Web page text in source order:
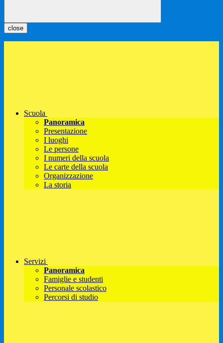
close
Scuola
Panoramica
Presentazione
I luoghi
Le persone
I numeri della scuola
Le carte della scuola
Organizzazione
La storia
Servizi
Panoramica
Famiglie e studenti
Personale scolastico
Percorsi di studio